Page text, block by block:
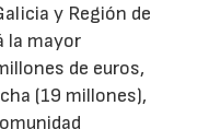
y Región de
la mayor
de euros,
(19 millones),